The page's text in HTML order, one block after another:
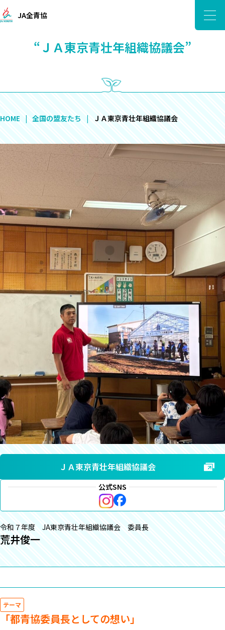
JA全青協
“ＪＡ東京青壮年組織協議会”
HOME 全国の盟友たち ＪＡ東京青壮年組織協議会
ＪＡ東京青壮年組織協議会
公式SNS
令和７年度 JA東京青壮年組織協議会 委員長
荒井俊一
テーマ
「都青協委員長としての想い」